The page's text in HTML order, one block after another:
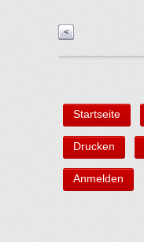
<
Startseite
Drucken
Anmelden